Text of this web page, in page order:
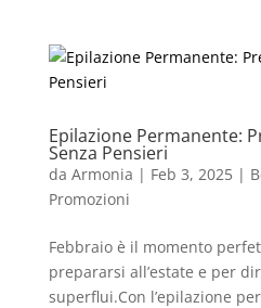
Epilazione Permanente:
Senza Pensieri
da Armonia | Feb 3, 2025|
Promozioni
Febbraio è il momento
prepararsi all’estate e per
superflui.Con l’epilazione